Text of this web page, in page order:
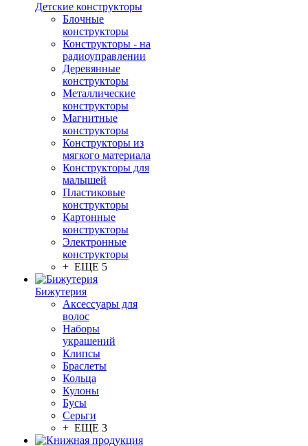
Детские конструкторы
Блочные
конструкторы
Конструкторы - на
радиоуправлении
Деревянные
конструкторы
Металлические
конструкторы
Магнитные
конструкторы
Конструкторы из
мягкого материала
Конструкторы для
малышей
Пластиковые
конструкторы
Картонные
конструкторы
Электронные
конструкторы
+ ЕЩЕ 5
Бижутерия
Аксессуары для
волос
Наборы
украшений
Клипсы
Браслеты
Кольца
Кулоны
Бусы
Серьги
+ ЕЩЕ 3